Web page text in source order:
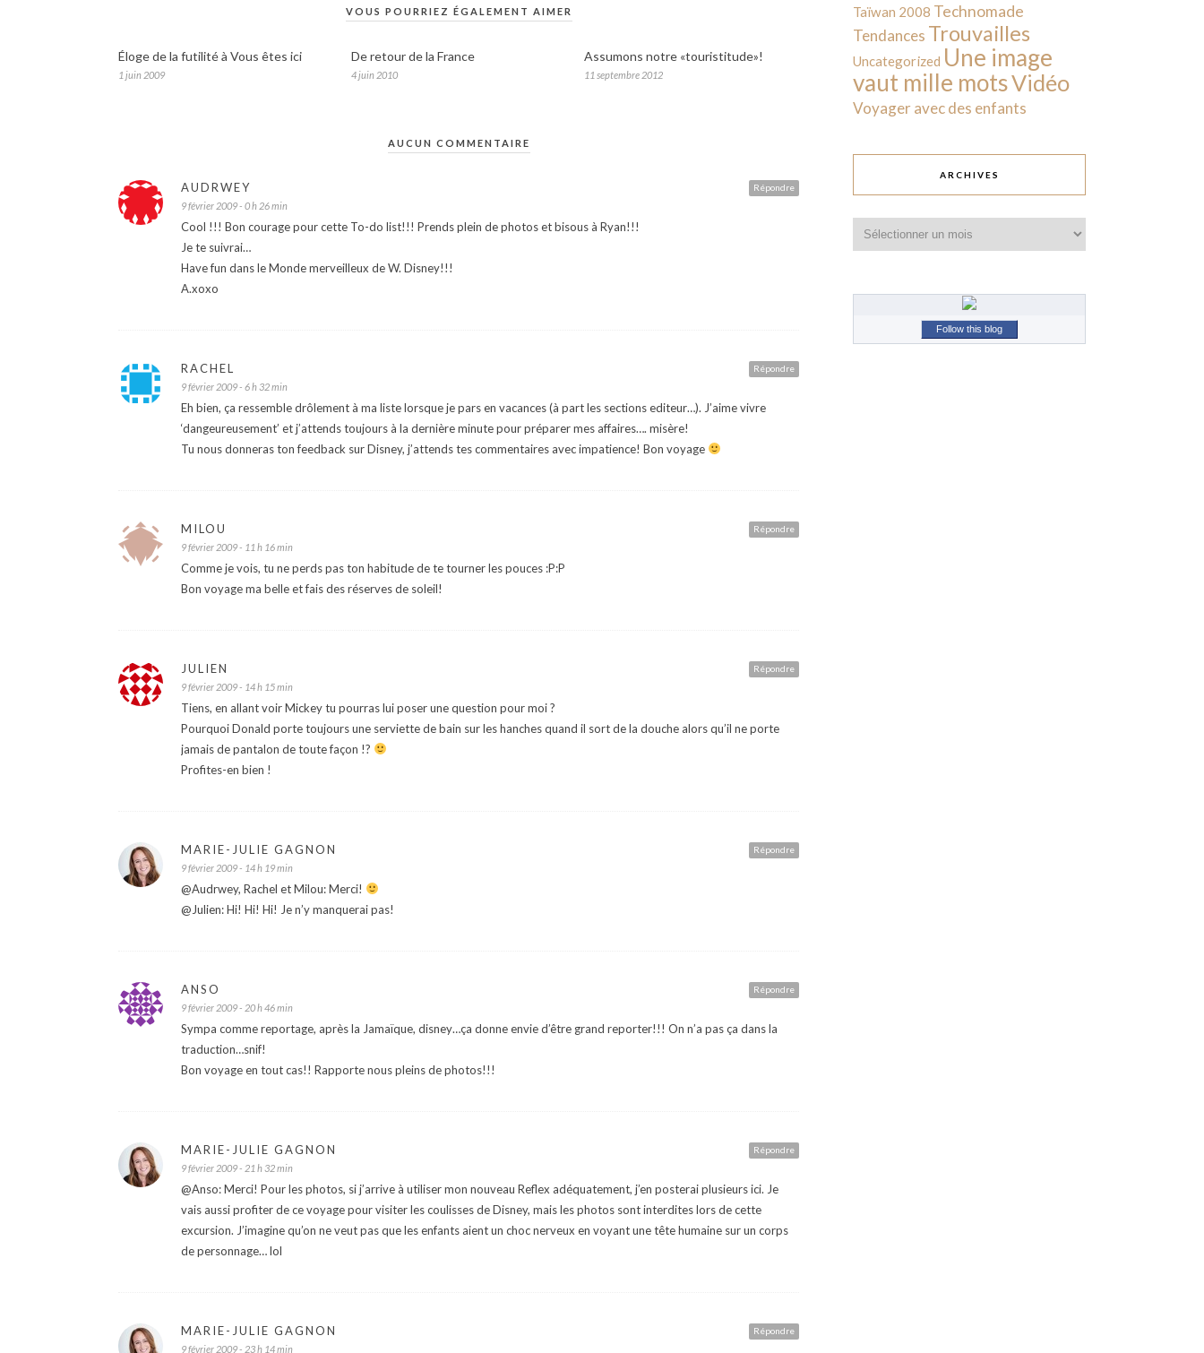
VOUS POURRIEZ ÉGALEMENT AIMER
Éloge de la futilité à Vous êtes ici
1 juin 2009
De retour de la France
4 juin 2010
Assumons notre «touristitude»!
11 septembre 2012
AUCUN COMMENTAIRE
Répondre
AUDRWEY
9 février 2009 - 0 h 26 min
Cool !!! Bon courage pour cette To-do list!!! Prends plein de photos et bisous à Ryan!!!
Je te suivrai…
Have fun dans le Monde merveilleux de W. Disney!!!
A.xoxo
Répondre
RACHEL
9 février 2009 - 6 h 32 min
Eh bien, ça ressemble drôlement à ma liste lorsque je pars en vacances (à part les sections editeur…). J’aime vivre
‘dangeureusement’ et j’attends toujours à la dernière minute pour préparer mes affaires…. misère!
Tu nous donneras ton feedback sur Disney, j’attends tes commentaires avec impatience! Bon voyage
Répondre
MILOU
9 février 2009 - 11 h 16 min
Comme je vois, tu ne perds pas ton habitude de te tourner les pouces :P:P
Bon voyage ma belle et fais des réserves de soleil!
Répondre
JULIEN
9 février 2009 - 14 h 15 min
Tiens, en allant voir Mickey tu pourras lui poser une question pour moi ?
Pourquoi Donald porte toujours une serviette de bain sur les hanches quand il sort de la douche alors qu’il ne porte
jamais de pantalon de toute façon !?
Profites-en bien !
Répondre
MARIE-JULIE GAGNON
9 février 2009 - 14 h 19 min
@Audrwey, Rachel et Milou: Merci!
@Julien: Hi! Hi! Hi! Je n’y manquerai pas!
Répondre
ANSO
9 février 2009 - 20 h 46 min
Sympa comme reportage, après la Jamaïque, disney…ça donne envie d’être grand reporter!!! On n’a pas ça dans la
traduction…snif!
Bon voyage en tout cas!! Rapporte nous pleins de photos!!!
Répondre
MARIE-JULIE GAGNON
9 février 2009 - 21 h 32 min
@Anso: Merci! Pour les photos, si j’arrive à utiliser mon nouveau Reflex adéquatement, j’en posterai plusieurs ici. Je
vais aussi profiter de ce voyage pour visiter les coulisses de Disney, mais les photos sont interdites lors de cette
excursion. J’imagine qu’on ne veut pas que les enfants aient un choc nerveux en voyant une tête humaine sur un corps
de personnage… lol
Répondre
MARIE-JULIE GAGNON
9 février 2009 - 23 h 14 min
Taïwan 2008 Technomade
Tendances Trouvailles
Uncategorized Une image
vaut mille motsVidéo
Voyager avec des enfants
ARCHIVES
Follow this blog